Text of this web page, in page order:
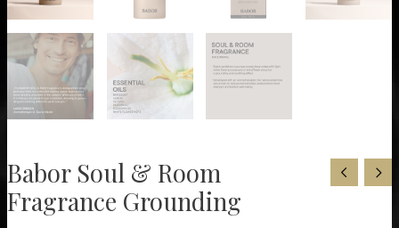
Babor Soul & Room
Fragrance Grounding